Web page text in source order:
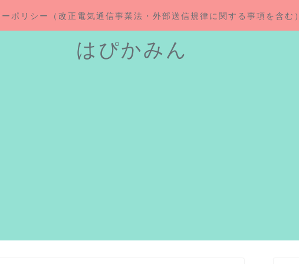
ポリシー（改正電気通信事業法・外部送信規律に関する事項を含む）
はぴかみん